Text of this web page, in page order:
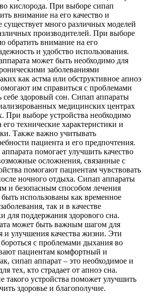
кислорода. При выборе сипап
внимание на его качество и
много различных моделей
производителей. При выборе
обратить внимание на его
и удобство использования.
может быть необходимо для
заболеваниями
как астма или обструктивное апноэ
им справиться с проблемами
себе здоровый сон. Сипап аппараты
медицинских центрах
При выборе устройства необходимо
технические характеристики и
Также важно учитывать
пациента и его предпочтения.
помогает улучшить качество
осложнения, связанные с
помогают пациентам чувствовать
ночного отдыха. Сипап аппараты
и безопасным способом лечения
использованы как временное
так и в качестве
для поддержания здорового сна.
может быть важным шагом для
и улучшения качества жизни. Эти
с проблемами дыхания во
пациентам комфортный и
сипап аппарат – это необходимое и
тех, кто страдает от апноэ сна.
такого устройства поможет улучшить
здоровье и благополучие.